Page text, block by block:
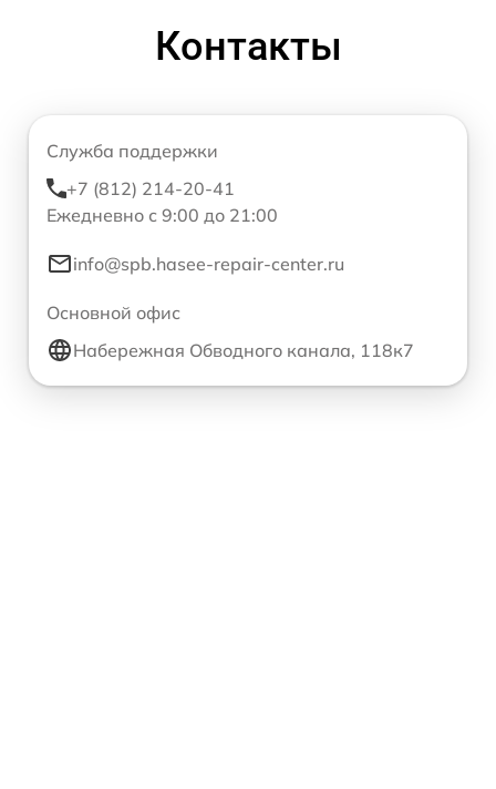
Контакты
Служба поддержки
+7 (812) 214-20-41
Ежедневно с 9:00 до 21:00
info@spb.hasee-repair-center.ru
Основной офис
Набережная Обводного канала, 118к7